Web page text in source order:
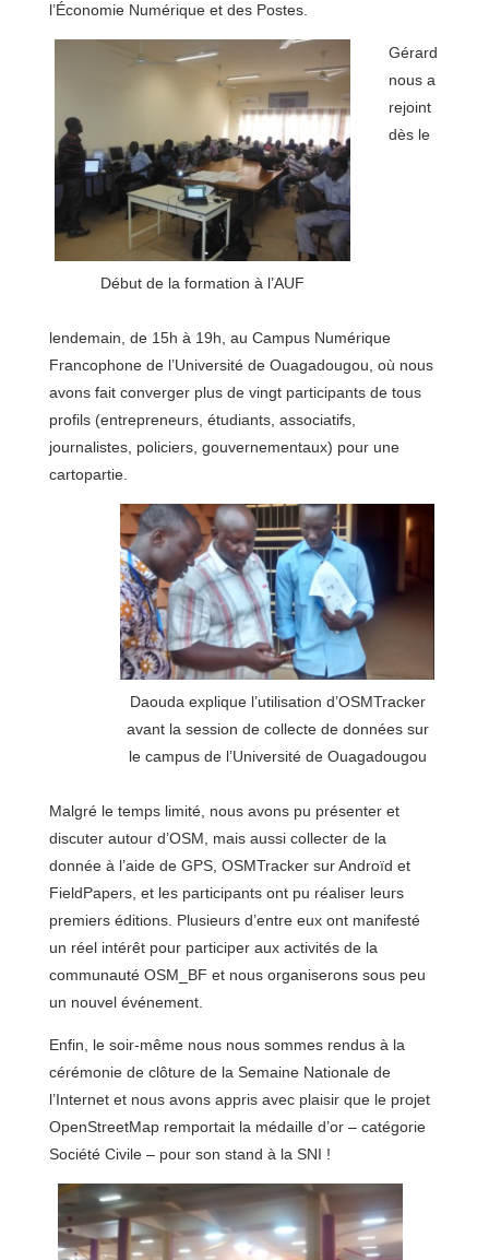
l’Économie Numérique et des Postes.
Début de la formation à l’AUF
Gérard
nous a
rejoint
dès le
lendemain, de 15h à 19h, au Campus Numérique
Francophone de l’Université de Ouagadougou, où nous
avons fait converger plus de vingt participants de tous
profils (entrepreneurs, étudiants, associatifs,
journalistes, policiers, gouvernementaux) pour une
cartopartie.
Daouda explique l’utilisation d’OSMTracker
avant la session de collecte de données sur
le campus de l’Université de Ouagadougou
Malgré le temps limité, nous avons pu présenter et
discuter autour d’OSM, mais aussi collecter de la
donnée à l’aide de GPS, OSMTracker sur Androïd et
FieldPapers, et les participants ont pu réaliser leurs
premiers éditions. Plusieurs d’entre eux ont manifesté
un réel intérêt pour participer aux activités de la
communauté OSM_BF et nous organiserons sous peu
un nouvel événement.
Enfin, le soir-même nous nous sommes rendus à la
cérémonie de clôture de la Semaine Nationale de
l’Internet et nous avons appris avec plaisir que le projet
OpenStreetMap remportait la médaille d’or – catégorie
Société Civile – pour son stand à la SNI !